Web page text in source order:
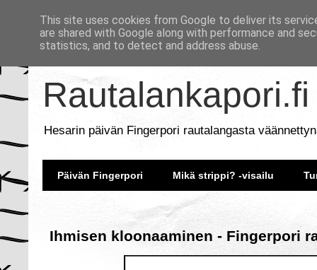
Rautalankapori.fi
Hesarin päivän Fingerpori rautalangasta
Päivän Fingerpori Mikä strippi? -visailu
Ihmisen kloonaaminen - Fingerpori
This site uses cookies from Google to deliver its
are shared with Google along with performance and
statistics, and to detect and address abuse.